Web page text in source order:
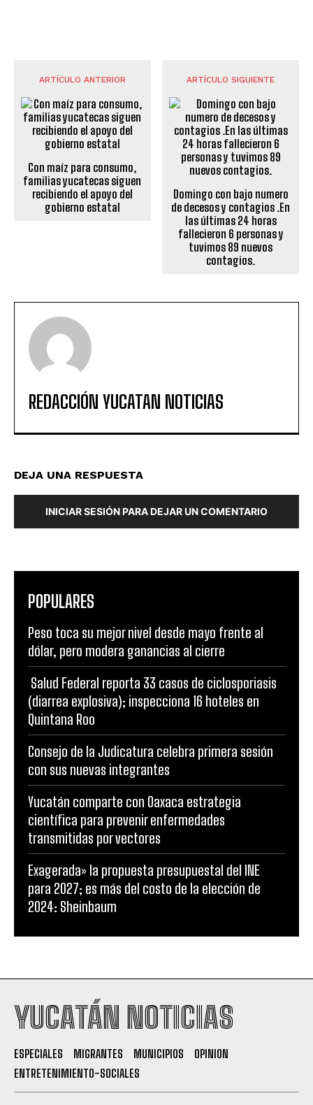
ARTÍCULO ANTERIOR
Con maíz para consumo,
familias yucatecas siguen
recibiendo el apoyo del
gobierno estatal
ARTÍCULO SIGUIENTE
Domingo con bajo numero
de decesos y contagios .En
las últimas 24 horas
fallecieron 6 personas y
tuvimos 89 nuevos
contagios.
REDACCIÓN YUCATAN NOTICIAS
DEJA UNA RESPUESTA
INICIAR SESIÓN PARA DEJAR UN COMENTARIO
POPULARES
Peso toca su mejor nivel desde mayo frente al
dólar, pero modera ganancias al cierre
Salud Federal reporta 33 casos de ciclosporiasis
(diarrea explosiva); inspecciona 16 hoteles en
Quintana Roo
Consejo de la Judicatura celebra primera sesión
con sus nuevas integrantes
Yucatán comparte con Oaxaca estrategia
científica para prevenir enfermedades
transmitidas por vectores
Exagerada» la propuesta presupuestal del INE
para 2027; es más del costo de la elección de
2024: Sheinbaum
YUCATÁN NOTICIAS
ESPECIALES MIGRANTES MUNICIPIOS
OPINION
ENTRETENIMIENTO-SOCIALES